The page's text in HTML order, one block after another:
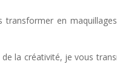
en maquillages
la créativité, je vous